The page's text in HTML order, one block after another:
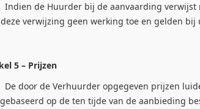
de Huurder bij de aanvaarding verwijst
verwijzing geen werking toe en gelden
5 – Prijzen
door de Verhuurder opgegeven prijzen
op de ten tijde van de aanbieding